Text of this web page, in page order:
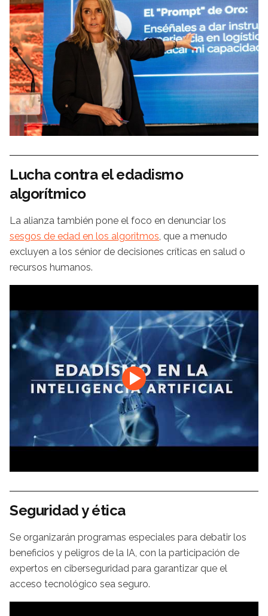
Lucha contra el edadismo
algorítmico
La alianza también pone el foco en denunciar los
sesgos de edad en los algoritmos, que a menudo
excluyen a los sénior de decisiones críticas en salud o
recursos humanos.
Seguridad y ética
Se organizarán programas especiales para debatir los
beneficios y peligros de la IA, con la participación de
expertos en ciberseguridad para garantizar que el
acceso tecnológico sea seguro.